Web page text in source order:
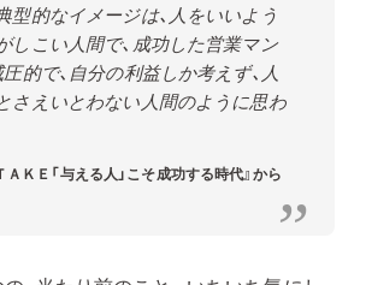
型的なイメージは、人をいいよう
しこい人間で、成功した営業マン
的で、自分の利益しか考えず、人
さえいとわない人間のように思わ
ＡＫＥ「与える人」こそ成功する時代』から